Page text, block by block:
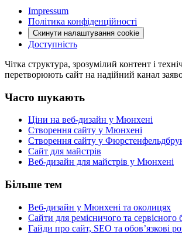
Impressum
Політика конфіденційності
Скинути налаштування cookie
Доступність
Чітка структура, зрозумілий контент і
перетворюють сайт на надійний канал
Часто шукають
Ціни на веб-дизайн у Мюнхені
Створення сайту у Мюнхені
Створення сайту у
Сайт для майстрів
Веб-дизайн для майстрів у Мюнхені
Більше тем
Веб-дизайн у Мюнхені та околицях
Сайти для ремісничого та сервісного
Гайди про сайт, SEO та обов’язкові